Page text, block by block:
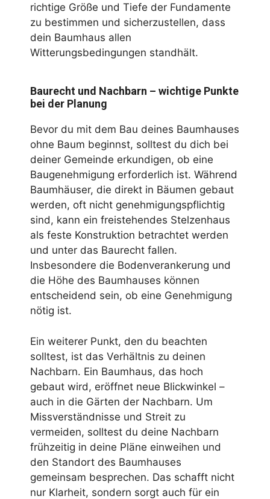
richtige Größe und Tiefe der Fundamente
zu bestimmen und sicherzustellen, dass
dein Baumhaus allen
Witterungsbedingungen standhält.
Baurecht und Nachbarn – wichtige Punkte
bei der Planung
Bevor du mit dem Bau deines Baumhauses
ohne Baum beginnst, solltest du dich bei
deiner Gemeinde erkundigen, ob eine
Baugenehmigung erforderlich ist. Während
Baumhäuser, die direkt in Bäumen gebaut
werden, oft nicht genehmigungspflichtig
sind, kann ein freistehendes Stelzenhaus
als feste Konstruktion betrachtet werden
und unter das Baurecht fallen.
Insbesondere die Bodenverankerung und
die Höhe des Baumhauses können
entscheidend sein, ob eine Genehmigung
nötig ist.
Ein weiterer Punkt, den du beachten
solltest, ist das Verhältnis zu deinen
Nachbarn. Ein Baumhaus, das hoch
gebaut wird, eröffnet neue Blickwinkel –
auch in die Gärten der Nachbarn. Um
Missverständnisse und Streit zu
vermeiden, solltest du deine Nachbarn
frühzeitig in deine Pläne einweihen und
den Standort des Baumhauses
gemeinsam besprechen. Das schafft nicht
nur Klarheit, sondern sorgt auch für ein